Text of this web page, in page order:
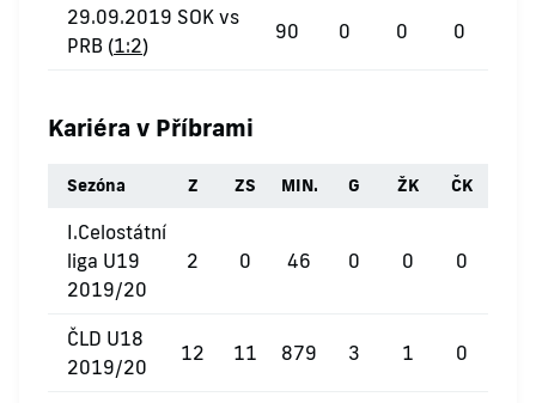
29.09.2019 SOK vs
PRB (1:2)
90 0 0 0
Kariéra v Příbrami
Sezóna Z ZS MIN. G ŽK ČK
I.Celostátní
liga U19
2019/20
2 0 46 0 0 0
ČLD U18
2019/20
12 11 879 3 1 0